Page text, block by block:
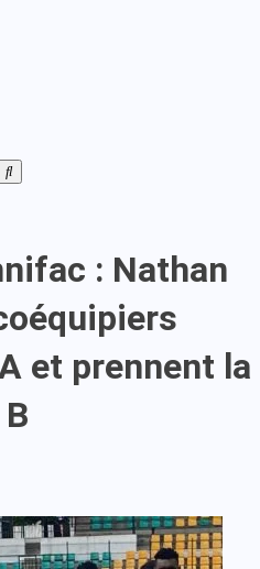
: Nathan
et prennent la